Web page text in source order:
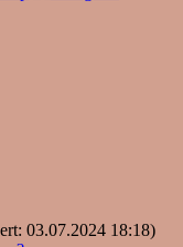
03.07.2024 18:18)